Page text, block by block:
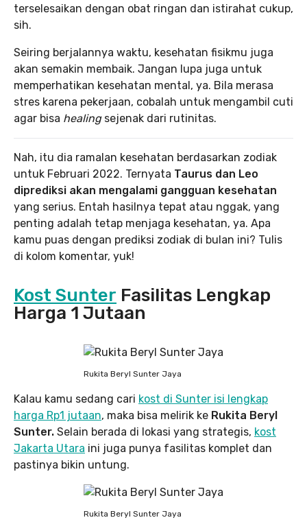
terselesaikan dengan obat ringan dan istirahat cukup,
sih.
Seiring berjalannya waktu, kesehatan fisikmu juga
akan semakin membaik. Jangan lupa juga untuk
memperhatikan kesehatan mental, ya. Bila merasa
stres karena pekerjaan, cobalah untuk mengambil cuti
agar bisa healingsejenak dari rutinitas.
Nah, itu dia ramalan kesehatan berdasarkan zodiak
untuk Februari 2022. Ternyata Taurus dan Leo
diprediksi akan mengalami gangguan kesehatan
yang serius. Entah hasilnya tepat atau nggak, yang
penting adalah tetap menjaga kesehatan, ya. Apa
kamu puas dengan prediksi zodiak di bulan ini? Tulis
di kolom komentar, yuk!
Kost Sunter Fasilitas Lengkap
Harga 1 Jutaan
Rukita Beryl Sunter Jaya
Kalau kamu sedang cari kost di Sunter isi lengkap
harga Rp1 jutaan, maka bisa melirik ke Rukita Beryl
Sunter. Selain berada di lokasi yang strategis, kost
Jakarta Utara ini juga punya fasilitas komplet dan
pastinya bikin untung.
Rukita Beryl Sunter Jaya